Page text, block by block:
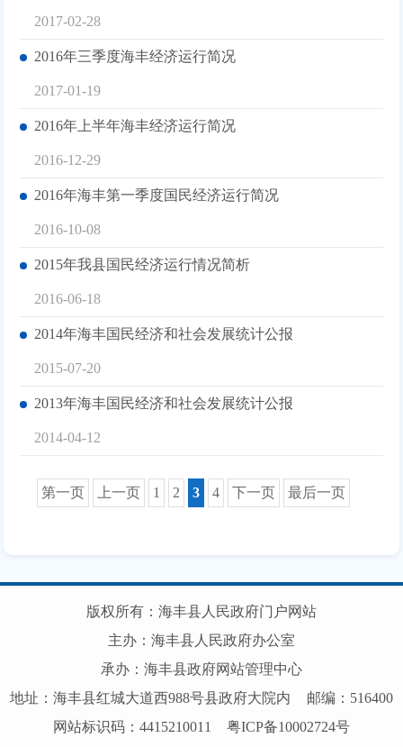
2017-02-28
2016年三季度海丰经济运行简况
2017-01-19
2016年上半年海丰经济运行简况
2016-12-29
2016年海丰第一季度国民经济运行简况
2016-10-08
2015年我县国民经济运行情况简析
2016-06-18
2014年海丰国民经济和社会发展统计公报
2015-07-20
2013年海丰国民经济和社会发展统计公报
2014-04-12
第一页 上一页 1 2 3 4 下一页 最后一页
版权所有：海丰县人民政府门户网站
主办：海丰县人民政府办公室
承办：海丰县政府网站管理中心
地址：海丰县红城大道西988号县政府大院内
邮编：516400
网站标识码：4415210011
粤ICP备10002724号